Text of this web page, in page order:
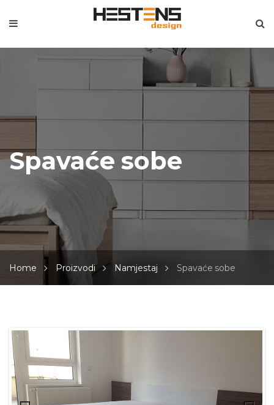
Spavaće sobe
Home Proizvodi Namjestaj Spavaće sobe